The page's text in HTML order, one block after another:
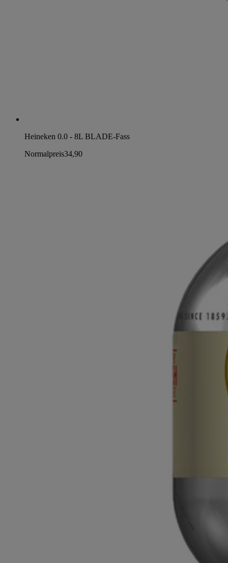
Heineken 0.0 - 8L BLADE-Fass
Normalpreis34,90